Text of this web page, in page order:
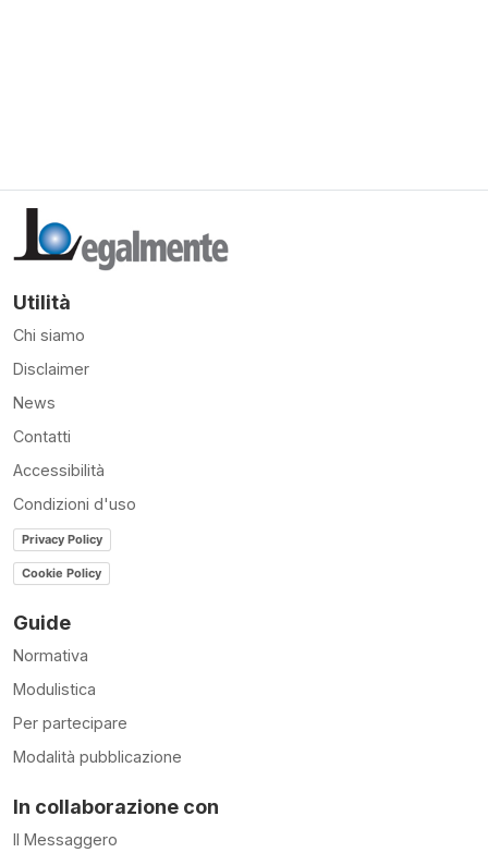
Utilità
Chi siamo
Disclaimer
News
Contatti
Accessibilità
Condizioni d'uso
Privacy Policy
Cookie Policy
Guide
Normativa
Modulistica
Per partecipare
Modalità pubblicazione
In collaborazione con
Il Messaggero